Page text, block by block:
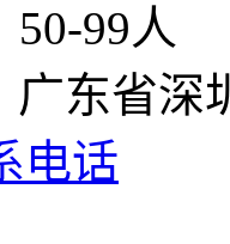
99人
广东省深
电话